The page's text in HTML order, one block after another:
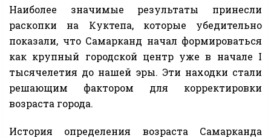
Наиболее значимые результаты принесли
раскопки на Куктепа, которые убедительно
показали, что Самарканд начал формироваться
как крупный городской центр уже в начале I
тысячелетия до нашей эры. Эти находки стали
решающим фактором для корректировки
возраста города.
История определения возраста Самарканда